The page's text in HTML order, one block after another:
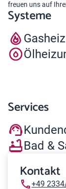
freuen uns auf
Systeme
Services
Bad &
Kontakt
+49